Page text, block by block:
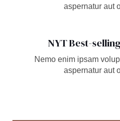
aspernatur aut
NYT Best-
Nemo enim ipsam
aspernatur aut